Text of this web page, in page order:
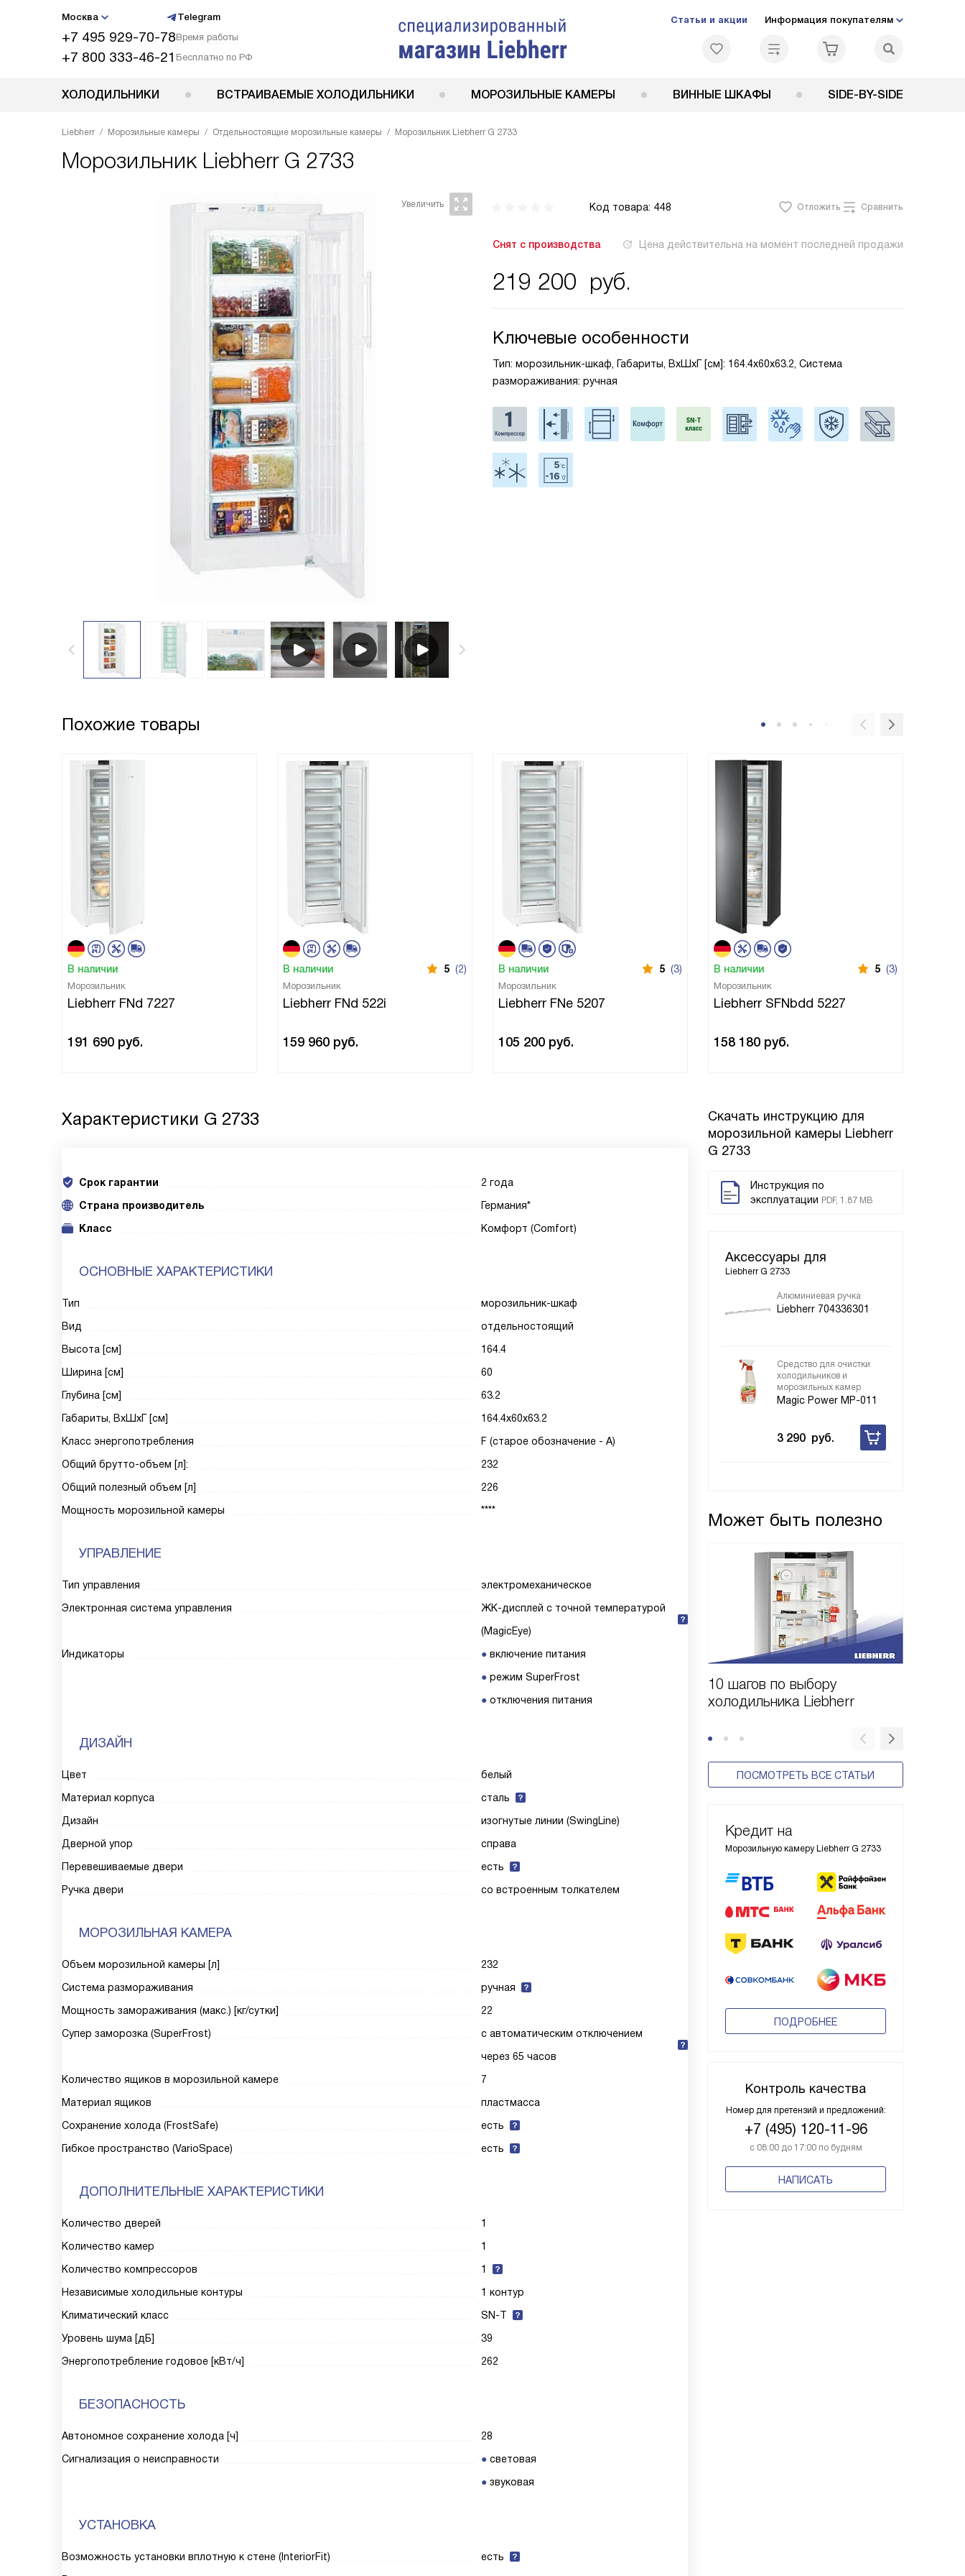
Москва Telegram
+7 495 929-70-78Время работы
+7 800 333-46-21 Бесплатно по РФ
Статьи и акции Информация покупателям
ХОЛОДИЛЬНИКИ ВСТРАИВАЕМЫЕ ХОЛОДИЛЬНИКИ МОРОЗИЛЬНЫЕ КАМЕРЫ ВИННЫЕ ШКАФЫ SIDE-BY-SIDE
Liebherr Морозильные камеры Отдельностоящие морозильные камеры Морозильник Liebherr G 2733
Морозильник Liebherr G 2733
Код товара: 448 Отложить Сравнить
Снят с производства Цена действительна на момент последней продажи
219 200 руб.
Ключевые особенности
Тип: морозильник-шкаф, Габариты, ВxШxГ [см]: 164.4x60x63.2, Система
размораживания: ручная
Похожие товары
В наличии
Морозильник
Liebherr FNd 7227
191 690 руб.
В наличии 5 (2)
Морозильник
Liebherr FNd 522i
159 960 руб.
В наличии 5 (3)
Морозильник
Liebherr FNe 5207
105 200 руб.
В наличии 5 (3)
Морозильник
Liebherr SFNbdd 5227
158 180 руб.
Скачать инструкцию для
морозильной камеры Liebherr
G 2733
Инструкция по
эксплуатации PDF, 1.87 MB
Аксессуары для
Liebherr G 2733
Алюминиевая ручка
Liebherr 704336301
Средство для очистки
холодильников и
морозильных камер
Magic Power MP-011
3 290 руб.
Может быть полезно
10 шагов по выбору
холодильника Liebherr
ПОСМОТРЕТЬ ВСЕ СТАТЬИ
Кредит на
Морозильную камеру Liebherr G 2733
ПОДРОБНЕЕ
Контроль качества
Номер для претензий и предложений:
+7 (495) 120-11-96
с 08:00 до 17:00 по будням
НАПИСАТЬ
Характеристики G 2733
Срок гарантии
2 года
Cтрана производитель
Германия*
Класс
Комфорт (Comfort)
ОСНОВНЫЕ ХАРАКТЕРИСТИКИ
Тип
морозильник-шкаф
Вид
отдельностоящий
Высота [см]
164.4
Ширина [см]
60
Глубина [см]
63.2
Габариты, ВxШxГ [см]
164.4x60x63.2
Класс энергопотребления
F (старое обозначение - A)
Общий брутто-объем [л]:
232
Общий полезный объем [л]
226
Мощность морозильной камеры
****
УПРАВЛЕНИЕ
Тип управления
электромеханическое
Электронная система управления
ЖК-дисплей с точной температурой
(MagicEye)
Индикаторы
включение питания
режим SuperFrost
отключения питания
ДИЗАЙН
Цвет
белый
Материал корпуса
сталь
Дизайн
изогнутые линии (SwingLine)
Дверной упор
справа
Перевешиваемые двери
есть
Ручка двери
со встроенным толкателем
МОРОЗИЛЬНАЯ КАМЕРА
Объем морозильной камеры [л]
232
Система размораживания
ручная
Мощность замораживания (макс.) [кг/сутки]
22
Супер заморозка (SuperFrost)
с автоматическим отключением
через 65 часов
Количество ящиков в морозильной камере
7
Материал ящиков
пластмасса
Сохранение холода (FrostSafe)
есть
Гибкое пространство (VarioSpace)
есть
ДОПОЛНИТЕЛЬНЫЕ ХАРАКТЕРИСТИКИ
Количество дверей
1
Количество камер
1
Количество компрессоров
1
Независимые холодильные контуры
1 контур
Климатический класс
SN-T
Уровень шума [дБ]
39
Энергопотребление годовое [кВт/ч]
262
БЕЗОПАСНОСТЬ
Автономное сохранение холода [ч]
28
Сигнализация о неисправности
световая
звуковая
УСТАНОВКА
Возможность установки вплотную к стене (InteriorFit)
есть